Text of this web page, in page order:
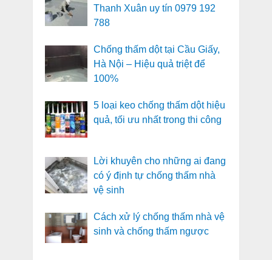
Thanh Xuân uy tín 0979 192
788
Chống thấm dột tại Cầu Giấy,
Hà Nội – Hiệu quả triệt để
100%
5 loại keo chống thấm dột hiệu
quả, tối ưu nhất trong thi công
Lời khuyên cho những ai đang
có ý định tự chống thấm nhà
vệ sinh
Cách xử lý chống thấm nhà vệ
sinh và chống thấm ngược